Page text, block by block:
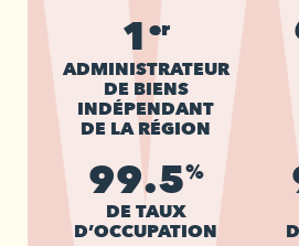
1 er
ADMINISTRATEUR
DE BIENS
INDÉPENDANT
DE LA RÉGION
99.5%
DE TAUX
D’OCCUPATION